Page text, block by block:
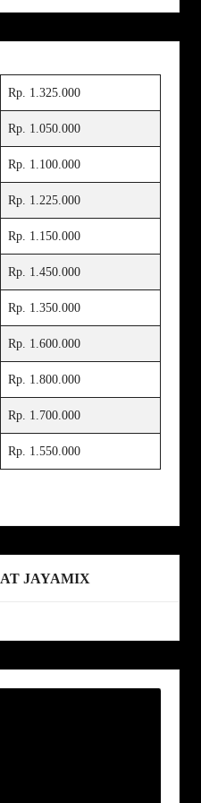
Rp. 1.325.000
Rp. 1.050.000
Rp. 1.100.000
Rp. 1.225.000
Rp. 1.150.000
Rp. 1.450.000
Rp. 1.350.000
Rp. 1.600.000
Rp. 1.800.000
Rp. 1.700.000
Rp. 1.550.000
JAYAMIX